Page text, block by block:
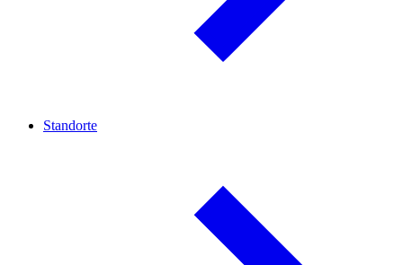
Standorte